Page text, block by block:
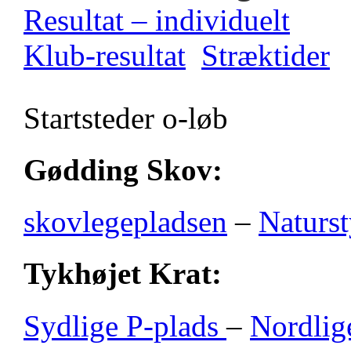
Resultat – individuelt
Klub-resultat Stræktider
Startsteder o-løb
Gødding Skov:
skovlegepladsen –
Tykhøjet Krat:
Sydlige P-plads–